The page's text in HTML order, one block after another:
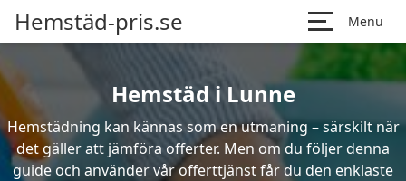
Hemstäd-pris.se Menu
Hemstäd i Lunne
Hemstädning kan kännas som en utmaning – särskilt när
det gäller att jämföra offerter. Men om du följer denna
guide och använder vår offerttjänst får du den enklaste